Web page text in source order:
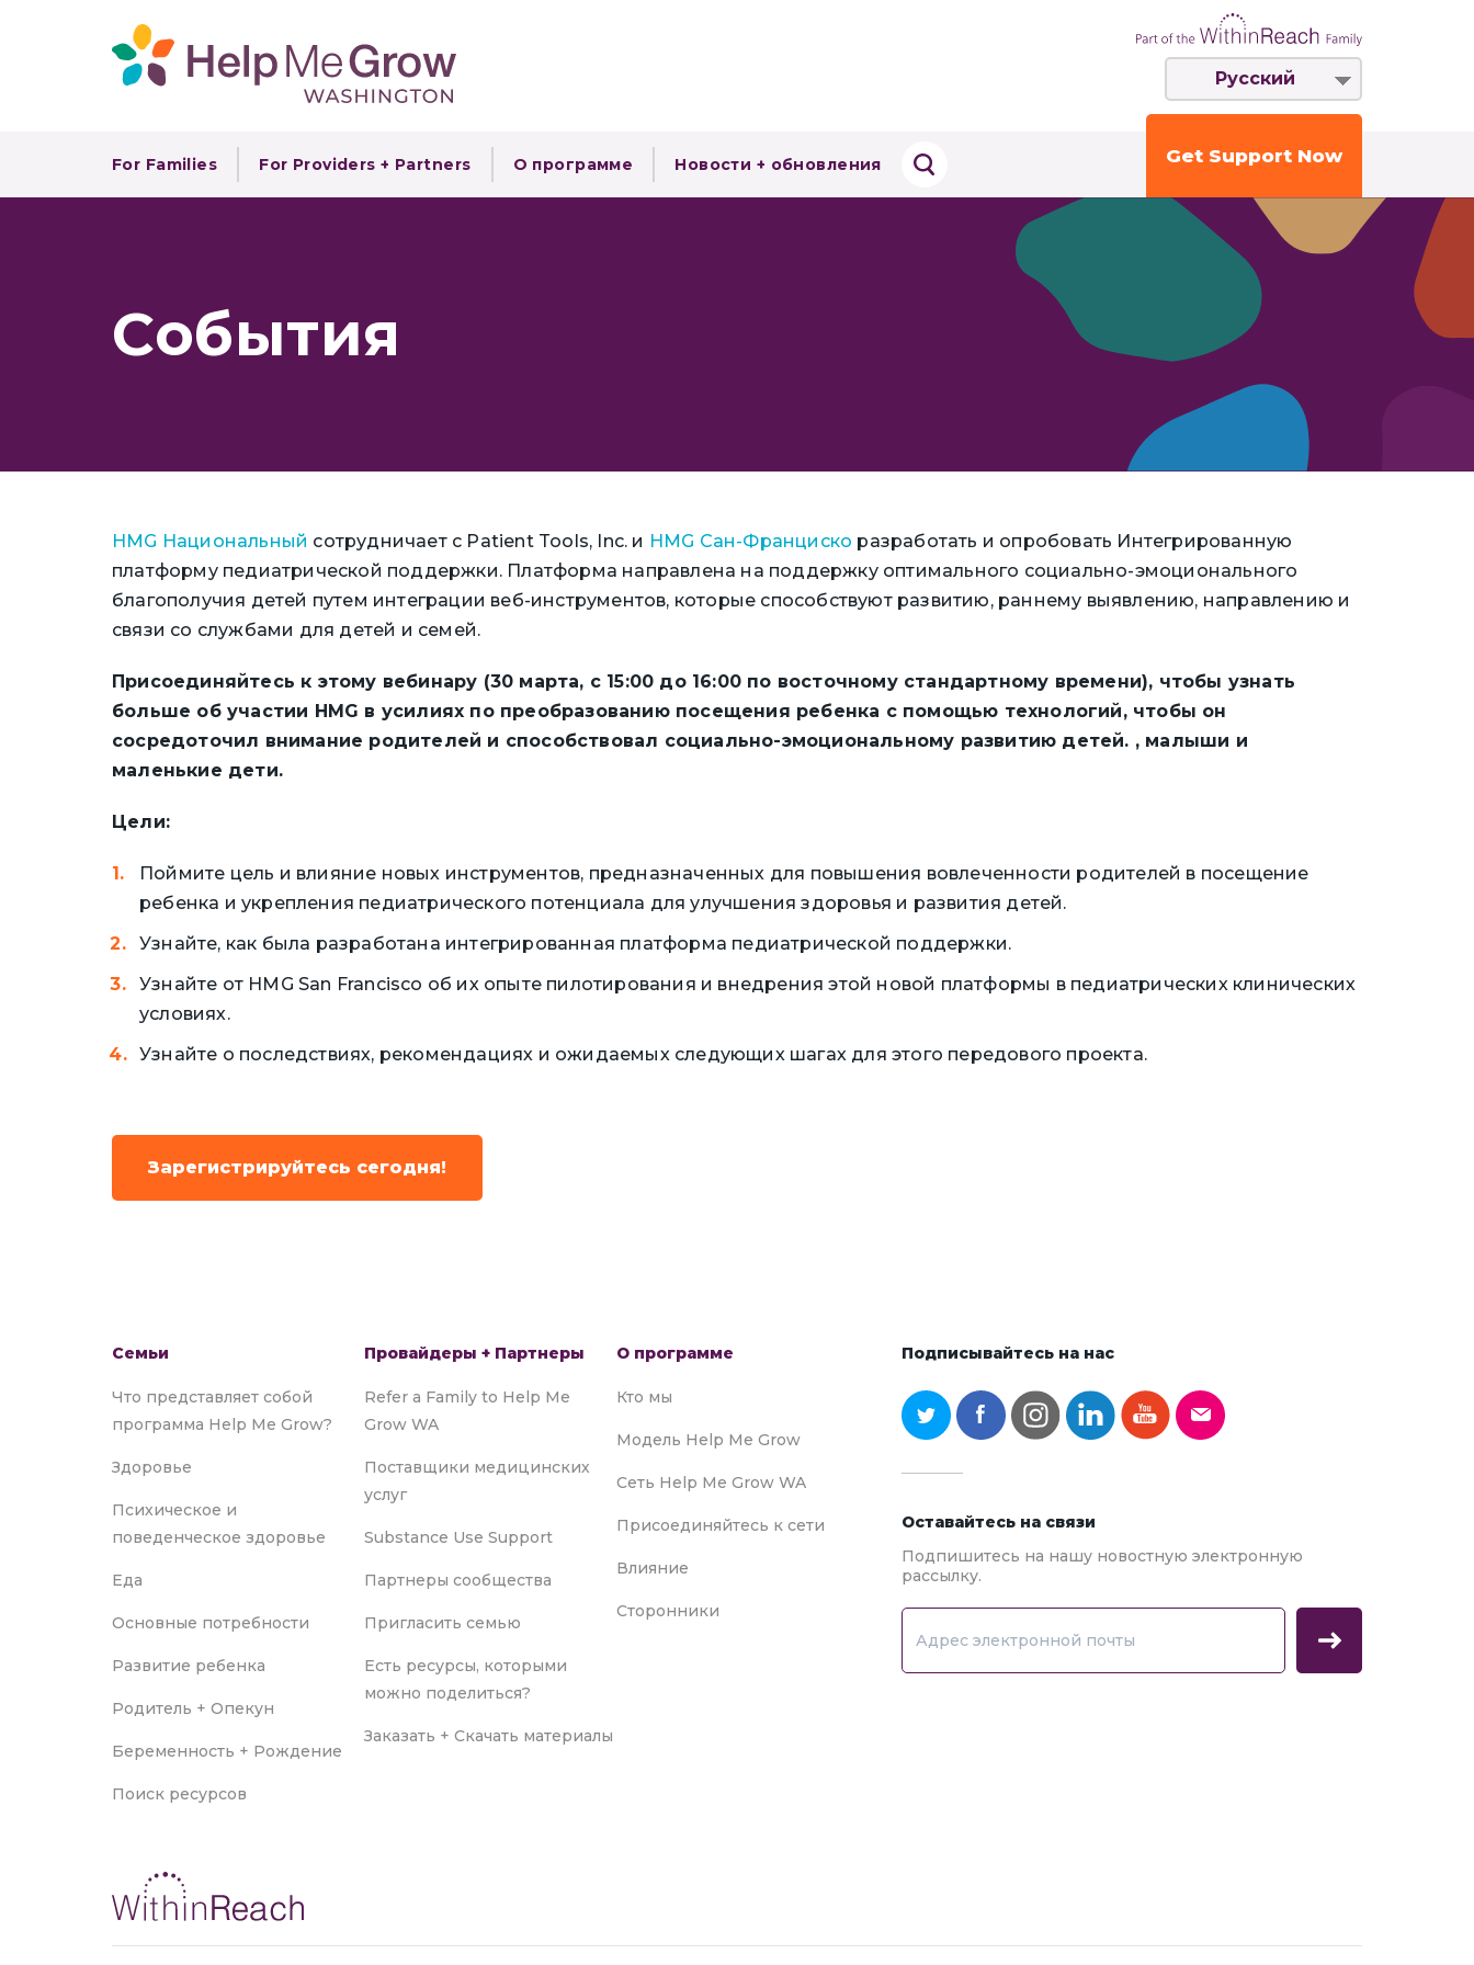
Русский
For Families For Providers + Partners О программе Новости + обновления Get Support Now
События
HMG Национальный сотрудничает с Patient Tools, Inc. и HMG Сан-Франциско разработать и опробовать Интегрированную
платформу педиатрической поддержки. Платформа направлена на поддержку оптимального социально-эмоционального
благополучия детей путем интеграции веб-инструментов, которые способствуют развитию, раннему выявлению, направлению и
связи со службами для детей и семей.
Присоединяйтесь к этому вебинару (30 марта, с 15:00 до 16:00 по восточному стандартному времени), чтобы узнать
больше об участии HMG в усилиях по преобразованию посещения ребенка с помощью технологий, чтобы он
сосредоточил внимание родителей и способствовал социально-эмоциональному развитию детей. , малыши и
маленькие дети.
Цели:
Поймите цель и влияние новых инструментов, предназначенных для повышения вовлеченности родителей в посещение
ребенка и укрепления педиатрического потенциала для улучшения здоровья и развития детей.
Узнайте, как была разработана интегрированная платформа педиатрической поддержки.
Узнайте от HMG San Francisco об их опыте пилотирования и внедрения этой новой платформы в педиатрических клинических
условиях.
Узнайте о последствиях, рекомендациях и ожидаемых следующих шагах для этого передового проекта.
Зарегистрируйтесь сегодня!
Семьи
Что представляет собой
программа Help Me Grow?
Здоровье
Психическое и
поведенческое здоровье
Еда
Основные потребности
Развитие ребенка
Родитель + Опекун
Беременность + Рождение
Поиск ресурсов
Провайдеры + Партнеры
Refer a Family to Help Me
Grow WA
Поставщики медицинских
услуг
Substance Use Support
Партнеры сообщества
Пригласить семью
Есть ресурсы, которыми
можно поделиться?
Заказать + Скачать материалы
О программе
Кто мы
Модель Help Me Grow
Сеть Help Me Grow WA
Присоединяйтесь к сети
Влияние
Сторонники
Подписывайтесь на нас
Оставайтесь на связи
Подпишитесь на нашу новостную электронную
рассылку.